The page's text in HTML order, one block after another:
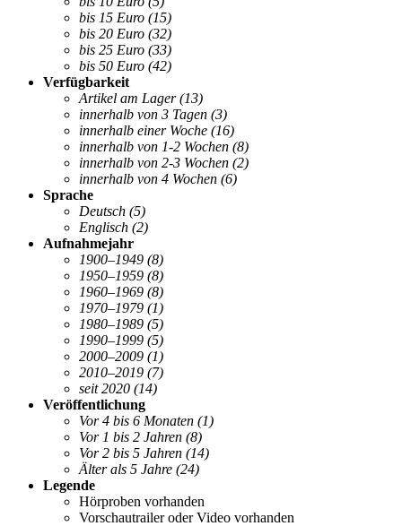
bis 15 Euro (15)
bis 20 Euro (32)
bis 25 Euro (33)
bis 50 Euro (42)
Verfügbarkeit
Artikel am Lager (13)
innerhalb von 3 Tagen (3)
innerhalb einer Woche (16)
innerhalb von 1-2 Wochen (8)
innerhalb von 2-3 Wochen (2)
innerhalb von 4 Wochen (6)
Sprache
Deutsch (5)
Englisch (2)
Aufnahmejahr
1900–1949 (8)
1950–1959 (8)
1960–1969 (8)
1970–1979 (1)
1980–1989 (5)
1990–1999 (5)
2000–2009 (1)
2010–2019 (7)
seit 2020 (14)
Veröffentlichung
Vor 4 bis 6 Monaten (1)
Vor 1 bis 2 Jahren (8)
Vor 2 bis 5 Jahren (14)
Älter als 5 Jahre (24)
Legende
Hörproben vorhanden
Vorschautrailer oder Video vorhanden